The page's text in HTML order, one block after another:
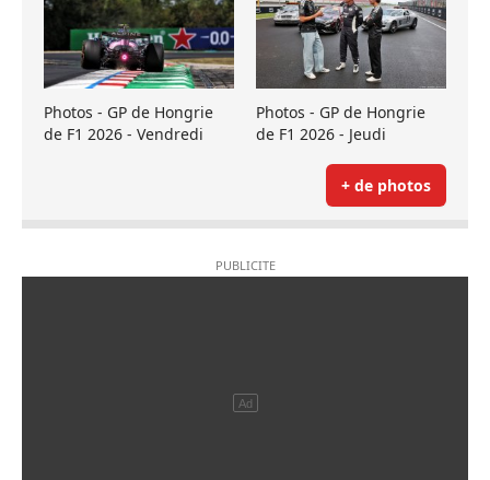
Photos - GP de Hongrie
de F1 2026 - Vendredi
Photos - GP de Hongrie
de F1 2026 - Jeudi
+ de photos